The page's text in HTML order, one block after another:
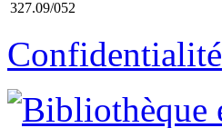
327.09/052
Confidentialité